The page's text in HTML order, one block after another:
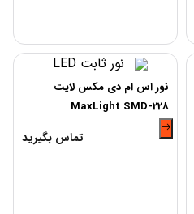
نور اس ام دی مکس لایت
MaxLight SMD-228
تماس بگیرید